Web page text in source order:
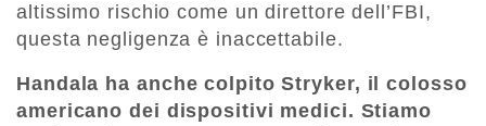
altissimo rischio come un direttore dell’FBI,
questa negligenza è inaccettabile.
Handala ha anche colpito Stryker, il colosso
americano dei dispositivi medici. Stiamo